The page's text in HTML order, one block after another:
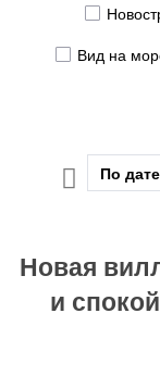
Вид на
По дате
Новая
и